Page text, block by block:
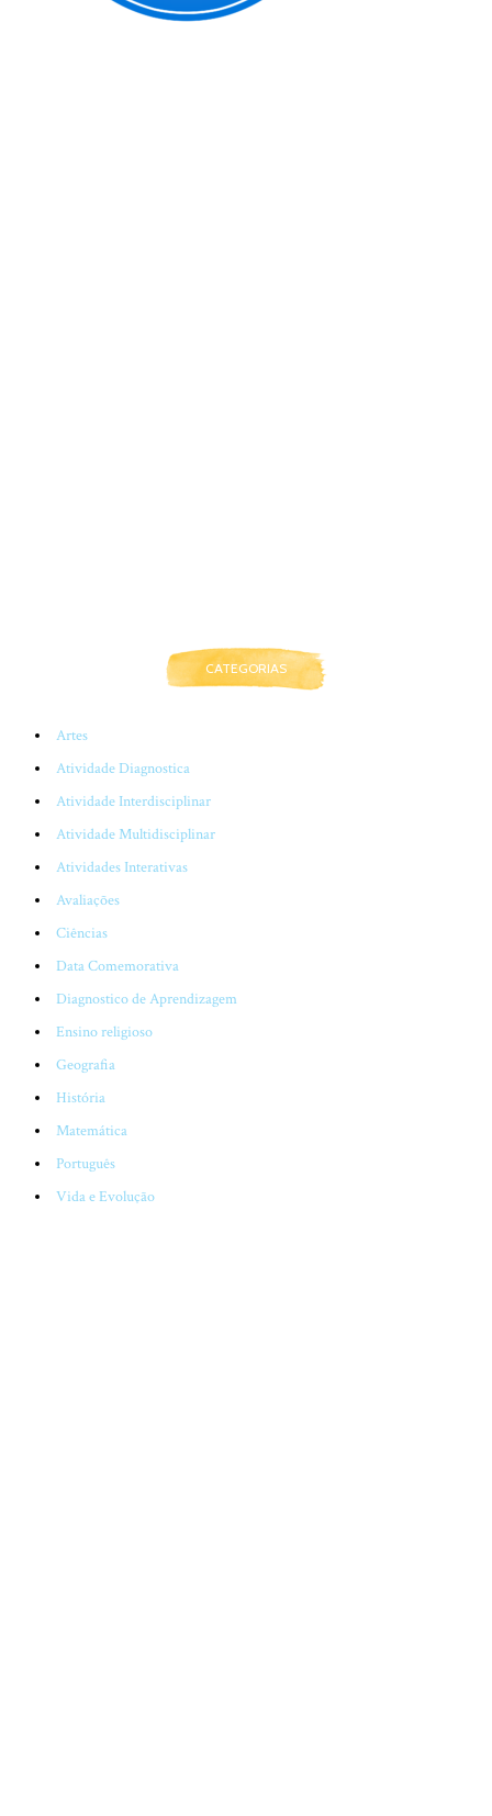
CATEGORIAS
Artes
Atividade Diagnostica
Atividade Interdisciplinar
Atividade Multidisciplinar
Atividades Interativas
Avaliações
Ciências
Data Comemorativa
Diagnostico de Aprendizagem
Ensino religioso
Geografia
História
Matemática
Português
Vida e Evolução